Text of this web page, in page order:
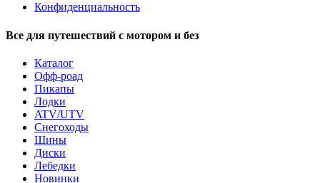
Конфиденциальность
Все для путешествий с мотором и без
Каталог
Офф-роад
Пикапы
Лодки
ATV/UTV
Снегоходы
Шины
Диски
Лебедки
Новинки